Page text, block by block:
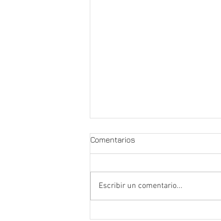
Comentarios
Escribir un comentario...